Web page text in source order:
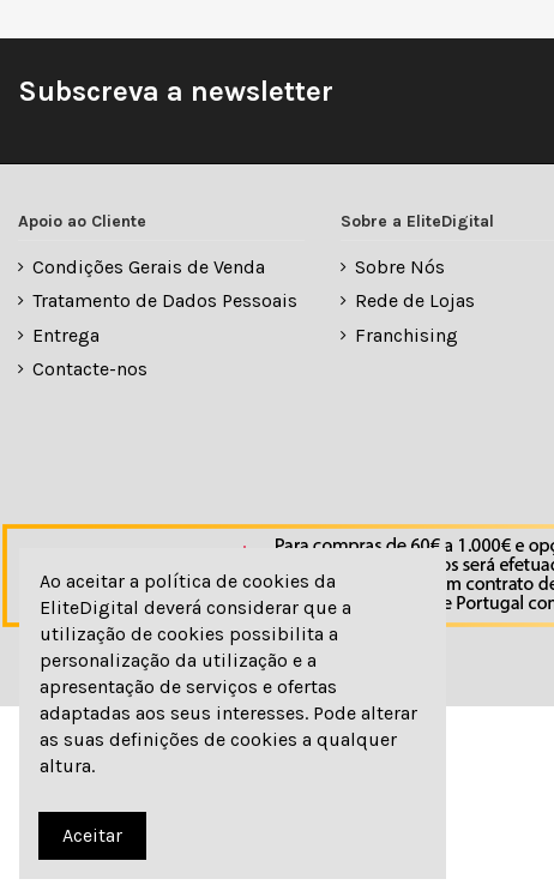
Subscreva a newsletter
Apoio ao Cliente
Condições Gerais de Venda
Tratamento de Dados Pessoais
Entrega
Contacte-nos
Sobre a EliteDigital
Sobre Nós
Rede de Lojas
Franchising
© elitedigital
Ao aceitar a política de cookies da
EliteDigital deverá considerar que a
utilização de cookies possibilita a
personalização da utilização e a
apresentação de serviços e ofertas
adaptadas aos seus interesses. Pode alterar
as suas definições de cookies a qualquer
altura.
Aceitar